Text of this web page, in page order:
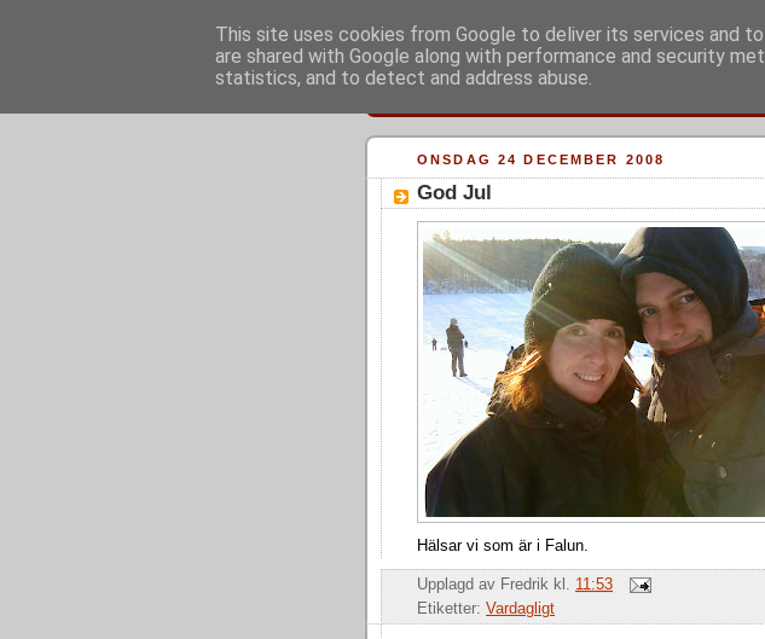
ONSDAG 24 DECEMBER 2008
God Jul
Hälsar vi som är i Falun.
Upplagd av Fredrik kl. 11:53
Etiketter: Vardagligt
This site uses cookies from Google to deliver its services and
are shared with Google along with performance and security
statistics, and to detect and address abuse.